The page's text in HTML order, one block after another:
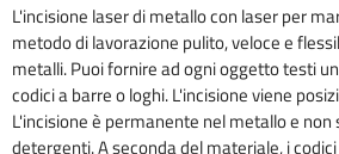
L'incisione laser di metallo con laser per
metodo di lavorazione pulito, veloce e
metalli. Puoi fornire ad ogni oggetto testi
codici a barre o loghi. L'incisione viene
L'incisione è permanente nel metallo e non
detergenti. A seconda del materiale, i